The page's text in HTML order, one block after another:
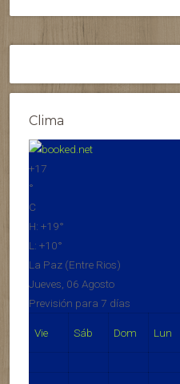
Clima
+17
°
C
H: +19°
L: +10°
La Paz (Entre Rios)
Jueves, 06 Agosto
Previsión para 7 días
Vie Sáb Dom Lun